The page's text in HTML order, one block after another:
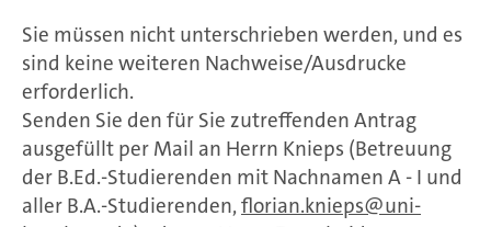
Sie müssen nicht unterschrieben werden, und es
sind keine weiteren Nachweise/Ausdrucke
erforderlich.
Senden Sie den für Sie zutreffenden Antrag
ausgefüllt per Mail an Herrn Knieps (Betreuung
der B.Ed.-Studierenden mit Nachnamen A - I und
aller B.A.-Studierenden,florian.knieps
uni-